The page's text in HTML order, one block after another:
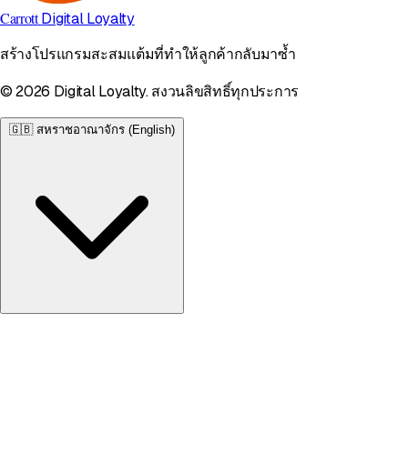
Carrott Digital Loyalty
สร้างโปรแกรมสะสมแต้มที่ทำให้ลูกค้ากลับมาซ้ำ
© 2026 Digital Loyalty. สงวนลิขสิทธิ์ทุกประการ
🇬🇧 สหราชอาณาจักร (English)